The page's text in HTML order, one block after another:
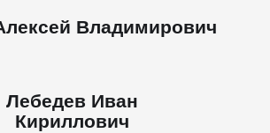
Владимирович
Лебедев Иван
Кириллович